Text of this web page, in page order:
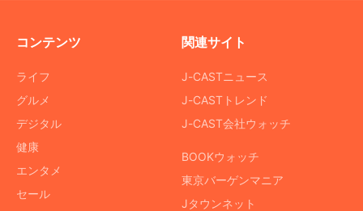
コンテンツ
ライフ
グルメ
デジタル
健康
エンタメ
セール
関連サイト
J-CASTニュース
J-CASTトレンド
J-CAST会社ウォッチ
BOOKウォッチ
東京バーゲンマニア
Jタウンネット